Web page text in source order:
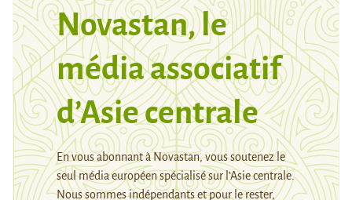
Novastan, le
média associatif
d’Asie centrale
En vous abonnant à Novastan, vous soutenez le
seul média européen spécialisé sur l’Asie centrale.
Nous sommes indépendants et pour le rester,